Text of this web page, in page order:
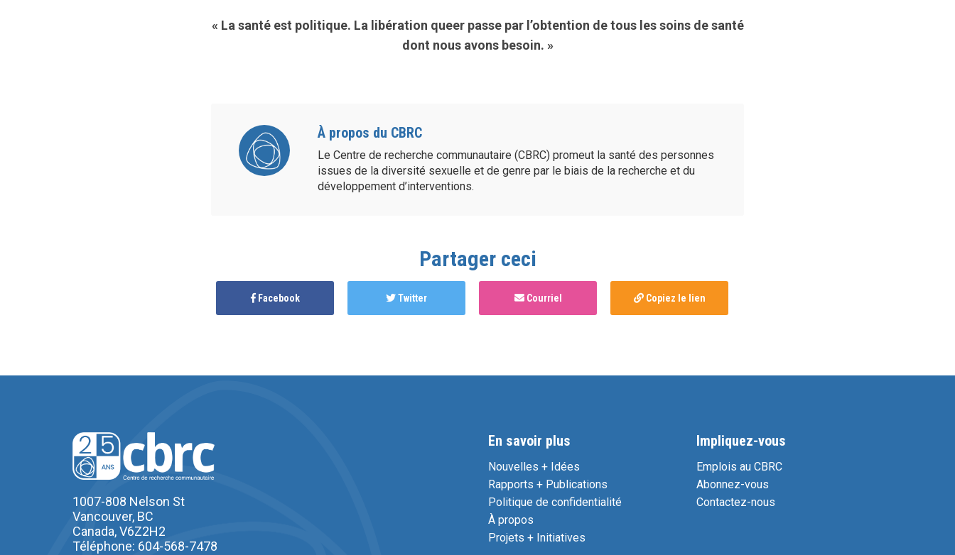
« La santé est politique. La libération queer passe par l’obtention de tous les soins de santé
dont nous avons besoin. »
À propos du CBRC
Le Centre de recherche communautaire (CBRC) promeut la santé des personnes
issues de la diversité sexuelle et de genre par le biais de la recherche et du
développement d’interventions.
Partager ceci
Facebook Twitter Courriel Copiez le lien
1007-808 Nelson St
Vancouver, BC
Canada, V6Z2H2
Téléphone: 604-568-7478
En savoir plus
Nouvelles + Idées
Rapports + Publications
Politique de confidentialité
À propos
Projets + Initiatives
Impliquez-vous
Emplois au CBRC
Abonnez-vous
Contactez-nous